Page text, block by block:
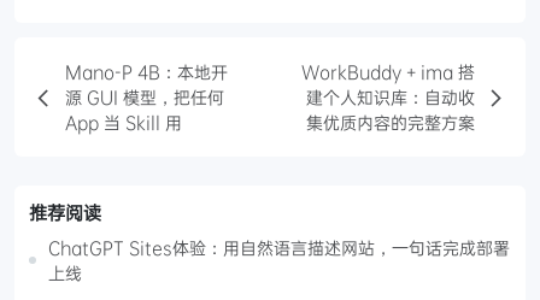
Mano-P 4B：本地开
源 GUI 模型，把任何
App 当 Skill 用
WorkBuddy + ima 搭
建个人知识库：自动收
集优质内容的完整方案
推荐阅读
ChatGPT Sites体验：用自然语言描述网站，一句话完成部署
上线